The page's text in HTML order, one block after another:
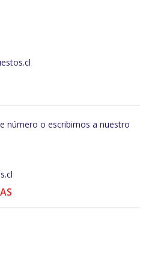
número o escribirnos a nuestro